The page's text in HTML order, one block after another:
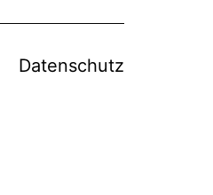
Datenschutz